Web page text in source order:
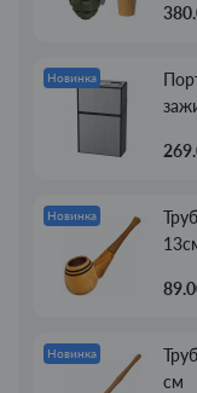
Новинка
Новинка
Новинка
см